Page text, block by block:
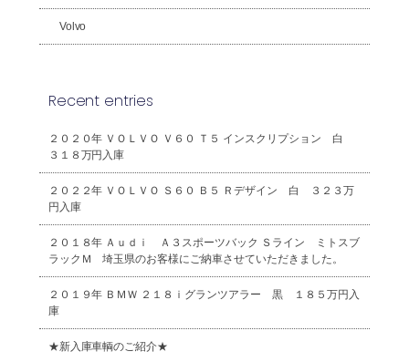
Volvo
Recent entries
２０２０年 ＶＯＬＶＯ Ｖ６０ Ｔ５ インスクリプション 白
３１８万円入庫
２０２２年 ＶＯＬＶＯ Ｓ６０ Ｂ５ Ｒデザイン 白 ３２３万
円入庫
２０１８年 Ａｕｄｉ Ａ３スポーツバック Ｓライン ミトスブ
ラックＭ 埼玉県のお客様にご納車させていただきました。
２０１９年 ＢＭＷ ２１８ｉグランツアラー 黒 １８５万円入
庫
★新入庫車輌のご紹介★